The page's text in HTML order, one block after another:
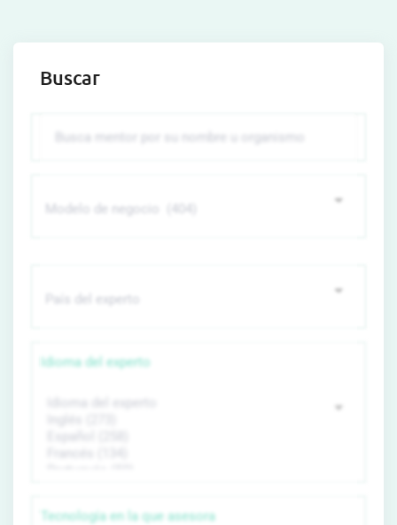
Buscar
Idioma del experto
Tecnología en la que asesora